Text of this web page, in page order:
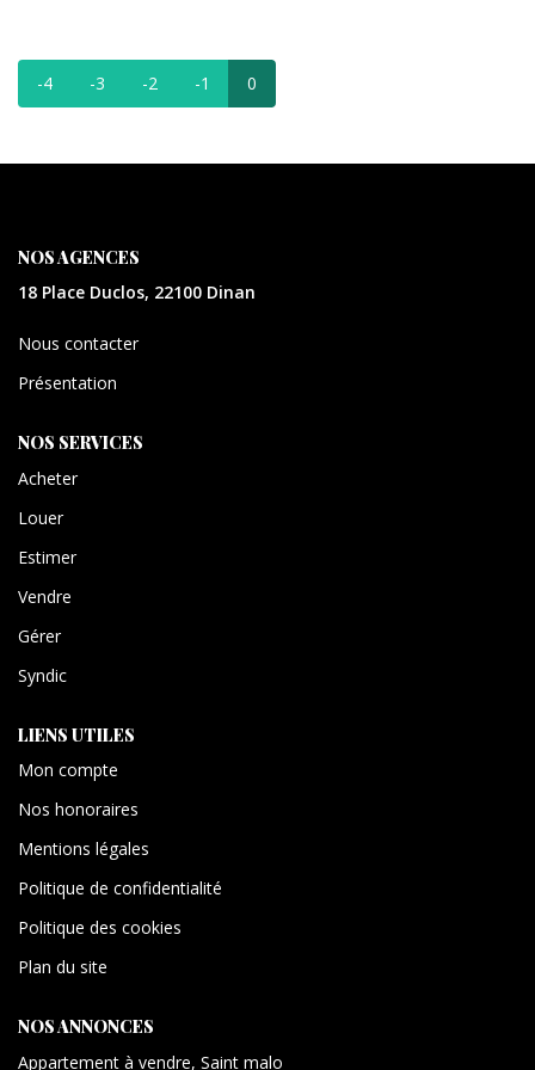
EXTRANET
-4 -3 -2 -1 0
NOS AGENCES
18 Place Duclos, 22100 Dinan
Nous contacter
Présentation
NOS SERVICES
Acheter
Louer
Estimer
Vendre
Gérer
Syndic
LIENS UTILES
Mon compte
Nos honoraires
Mentions légales
Politique de confidentialité
Politique des cookies
Plan du site
NOS ANNONCES
Appartement à vendre, Saint malo